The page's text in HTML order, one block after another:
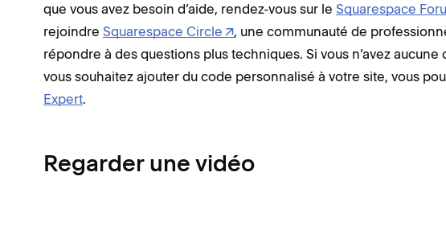
que vous avez besoin d’aide, rendez-vous sur le Squarespace
rejoindre Squarespace Circle
, une communauté de
répondre à des questions plus techniques. Si vous n’avez
vous souhaitez ajouter du code personnalisé à votre site, vous
Expert.
Regarder une vidéo